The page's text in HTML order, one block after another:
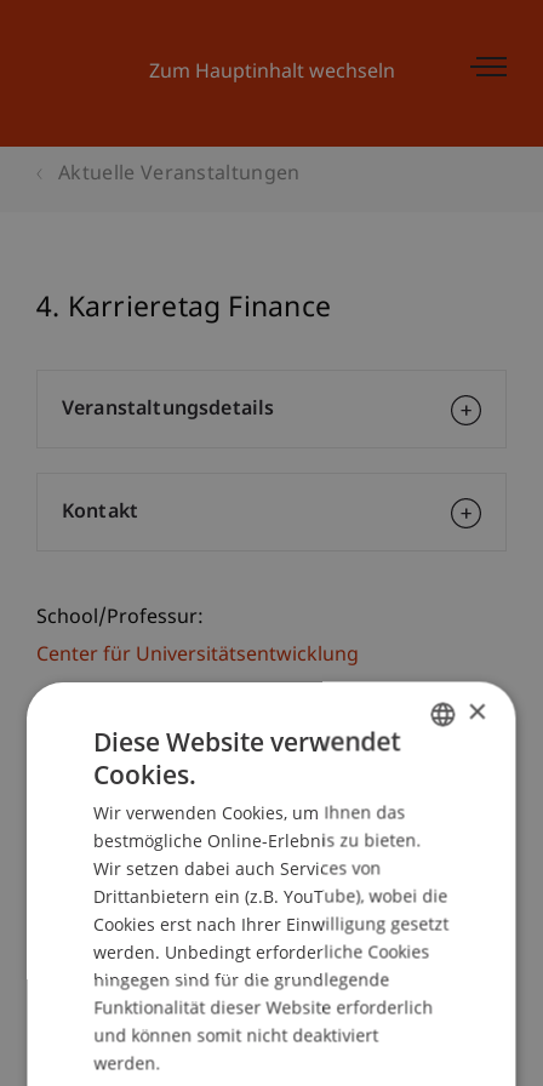
Zum Hauptinhalt wechseln
Aktuelle Veranstaltungen
4. Karrieretag Finance
School/Professur:
Center für Universitätsentwicklung
Universität Liechtenstein verschiedene
Unternehmen aus dem
Finanzdienstleistungsbereich an und eröffnet
ihnen die Möglichkeit interessierte Studierende
im persönlichen Austausch und im Rahmen von
unternehmensspezifischen Workshops kennen
zu lernen.
Agenda:
11:00 Unternehmensspezifische Workshops mit
Credit Agricole, VP Bank und LLB
13:00 Welcome
Veranstaltungsdetails
Kontakt
×
Diese Website verwendet
Cookies.
Wir verwenden Cookies, um Ihnen das
bestmögliche Online-Erlebnis zu bieten.
Wir setzen dabei auch Services von
Drittanbietern ein (z.B. YouTube), wobei die
Cookies erst nach Ihrer Einwilligung gesetzt
werden. Unbedingt erforderliche Cookies
hingegen sind für die grundlegende
Funktionalität dieser Website erforderlich
und können somit nicht deaktiviert
werden.